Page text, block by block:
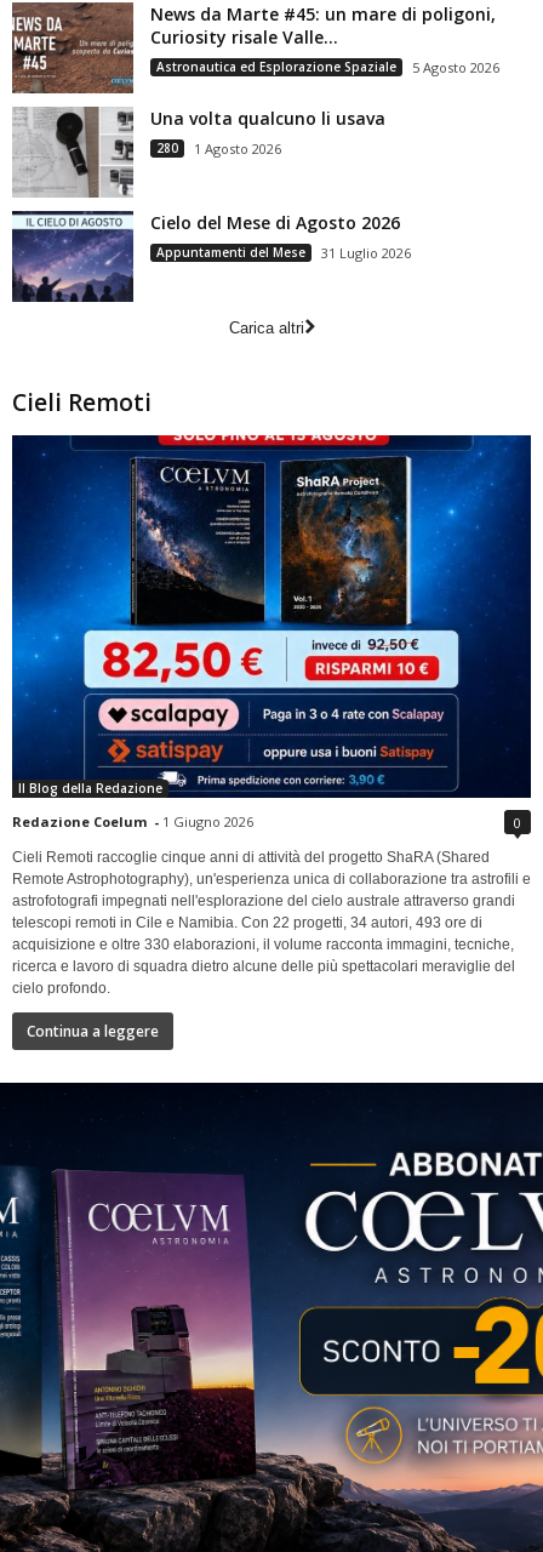
News da Marte #45: un mare di poligoni,
Curiosity risale Valle...
Astronautica ed Esplorazione Spaziale 5 Agosto 2026
Una volta qualcuno li usava
280 1 Agosto 2026
Cielo del Mese di Agosto 2026
Appuntamenti del Mese 31 Luglio 2026
Carica altri
Cieli Remoti
Il Blog della Redazione
Redazione Coelum - 1 Giugno 2026 0
Cieli Remoti raccoglie cinque anni di attività del progetto ShaRA (Shared
Remote Astrophotography), un'esperienza unica di collaborazione tra astrofili e
astrofotografi impegnati nell'esplorazione del cielo australe attraverso grandi
telescopi remoti in Cile e Namibia. Con 22 progetti, 34 autori, 493 ore di
acquisizione e oltre 330 elaborazioni, il volume racconta immagini, tecniche,
ricerca e lavoro di squadra dietro alcune delle più spettacolari meraviglie del
cielo profondo.
Continua a leggere